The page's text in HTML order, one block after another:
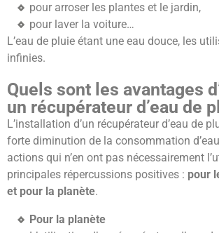
pour arroser les plantes et le jardin,
pour laver la voiture…
L’eau de pluie étant une eau douce, les
infinies.
Quels sont les avantages
un récupérateur d’eau de
L’installation d’un récupérateur d’eau de
forte diminution de la consommation
actions qui n’en ont pas nécessairement
principales répercussions positives : pour
et pour la planète.
Pour la planète